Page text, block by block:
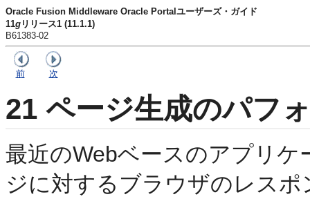
Oracle Fusion Middleware Oracle Portalユーザーズ・ガイド
11g リリース1 (11.1.1)
B61383-02
前 次
21 ページ生成のパフ
最近のWebベースのアプリ
ジに対するブラウザのレス